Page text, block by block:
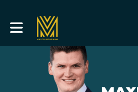
Toggle main navigation